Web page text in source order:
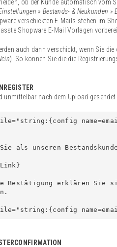
ob der Kunde automatisch vom
» Bestands- & Neukunden »
verschickten E-Mails stehen im
Shopware E-Mail Vorlagen
auch dann verschickt, wenn Sie
). So können Sie die die
unmittelbar nach dem Upload
als unseren
Bestätigung erklären Sie